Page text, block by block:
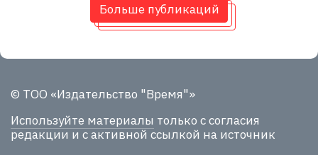
Больше публикаций
© ТОО «Издательство "Время"»
Используйте материалы только с согласия
редакции и с активной ссылкой на источник